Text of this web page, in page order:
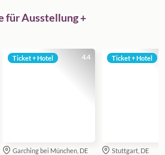
für Ausstellung +
4.4
Ticket + Hotel
Garching bei München, DE
Ticket + Hotel
Stuttgart, DE